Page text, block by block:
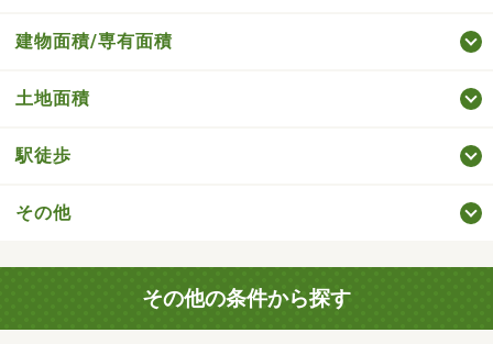
建物面積/専有面積
土地面積
駅徒歩
その他
その他の条件から探す